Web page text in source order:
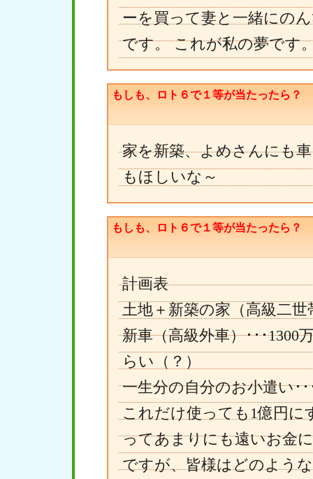
ーを買って妻と一緒にの
です。 これが私の夢です
もしも、ロト６で１等が当たったら？
家を新築、よめさんにも
もほしいな～
もしも、ロト６で１等が当たったら？
計画表
土地＋新築の家（高級二世
新車（高級外車）･･･1300
らい（？）
一生分の自分のお小遣い･
これだけ使っても1億円に
ってあまりにも遠いお金
ですが、皆様はどのよう